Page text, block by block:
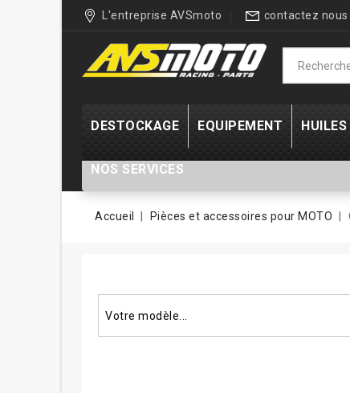
L'entreprise AVSmoto contactez nous
DESTOCKAGE EQUIPEMENT
NOS SERVICES
Accueil Pièces et accessoires pour MOTO
Votre modèle...